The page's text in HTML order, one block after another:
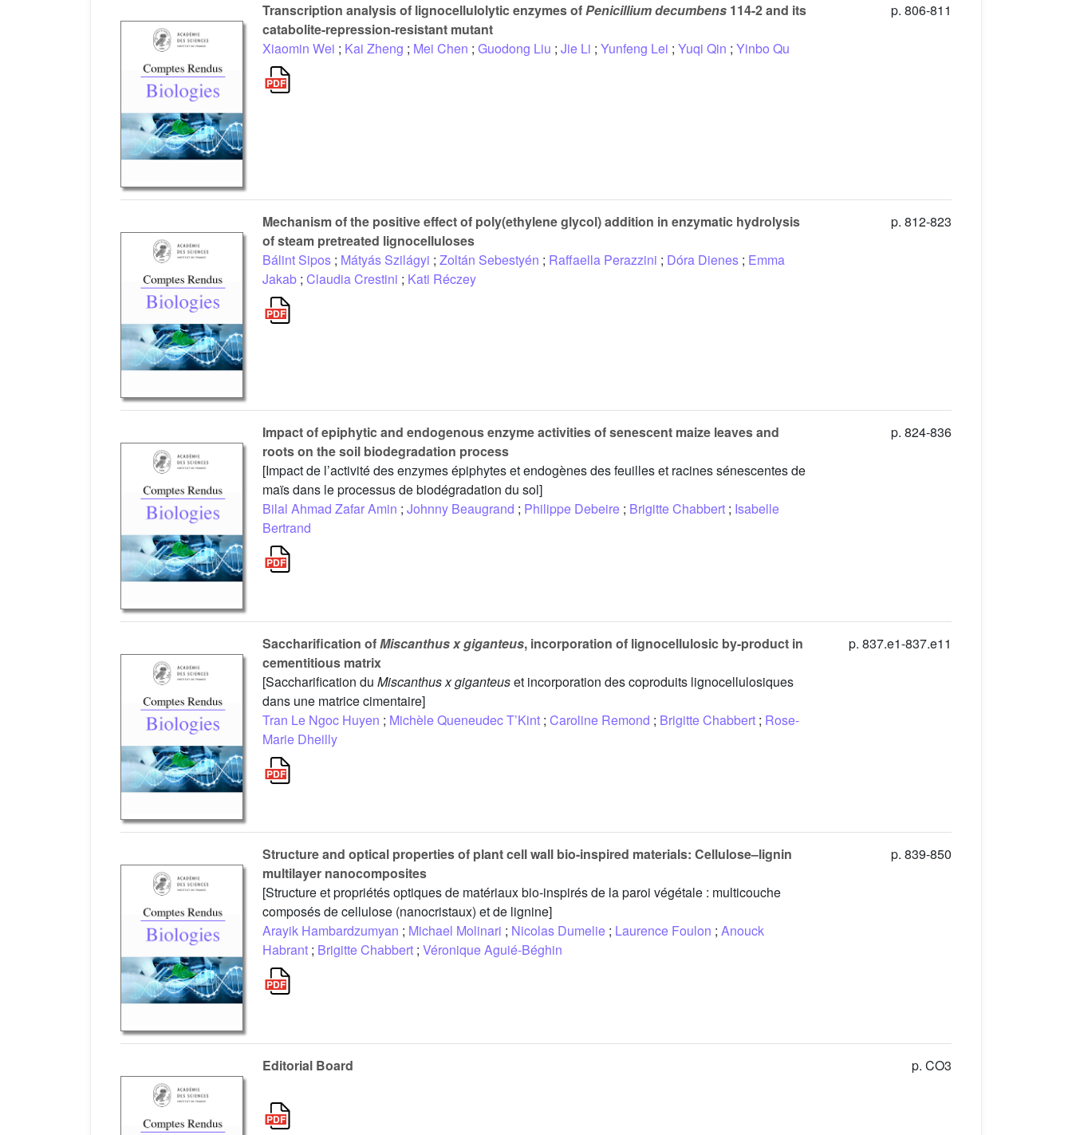
Transcription analysis of lignocellulolytic enzymes ofPenicillium decumbens114-2 and its
catabolite-repression-resistant mutant
Xiaomin Wei ; Kai Zheng ; Mei Chen ; Guodong Liu ; Jie Li ; Yunfeng Lei ; Yuqi Qin ; Yinbo Qu
p. 806-811
Mechanism of the positive effect of poly(ethylene glycol) addition in enzymatic hydrolysis
of steam pretreated lignocelluloses
Bálint Sipos ; Mátyás Szilágyi ; Zoltán Sebestyén ; Raffaella Perazzini ; Dóra Dienes ; Emma
Jakab ; Claudia Crestini ; Kati Réczey
p. 812-823
Impact of epiphytic and endogenous enzyme activities of senescent maize leaves and
roots on the soil biodegradation process
[Impact de l’activité des enzymes épiphytes et endogènes des feuilles et racines sénescentes de
maïs dans le processus de biodégradation du sol]
Bilal Ahmad Zafar Amin ; Johnny Beaugrand ; Philippe Debeire ; Brigitte Chabbert ; Isabelle
Bertrand
p. 824-836
Saccharification ofMiscanthus x giganteus, incorporation of lignocellulosic by-product in
cementitious matrix
[Saccharification du Miscanthus x giganteuset incorporation des coproduits lignocellulosiques
dans une matrice cimentaire]
Tran Le Ngoc Huyen ; Michèle Queneudec T’Kint ; Caroline Remond ; Brigitte Chabbert ; Rose-
Marie Dheilly
p. 837.e1-837.e11
Structure and optical properties of plant cell wall bio-inspired materials: Cellulose–lignin
multilayer nanocomposites
[Structure et propriétés optiques de matériaux bio-inspirés de la paroi végétale : multicouche
composés de cellulose (nanocristaux) et de lignine]
Arayik Hambardzumyan ; Michael Molinari ; Nicolas Dumelie ; Laurence Foulon ; Anouck
Habrant ; Brigitte Chabbert ; Véronique Aguié-Béghin
p. 839-850
Editorial Board p. CO3